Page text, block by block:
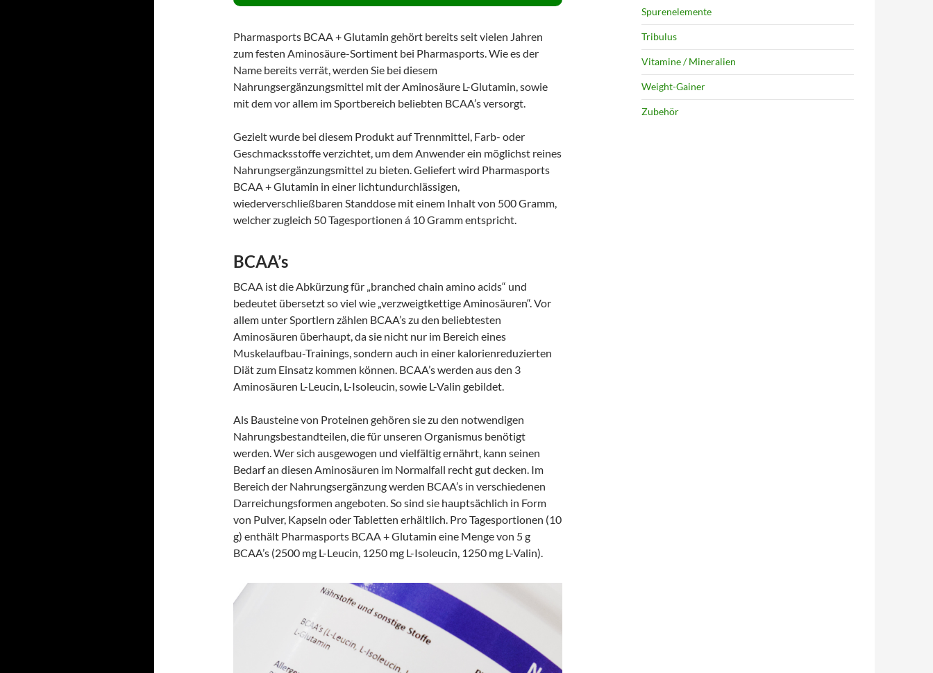
Pharmasports BCAA + Glutamin gehört bereits seit vielen Jahren
zum festen Aminosäure-Sortiment bei Pharmasports. Wie es der
Name bereits verrät, werden Sie bei diesem
Nahrungsergänzungsmittel mit der Aminosäure L-Glutamin, sowie
mit dem vor allem im Sportbereich beliebten BCAA’s versorgt.
Gezielt wurde bei diesem Produkt auf Trennmittel, Farb- oder
Geschmacksstoffe verzichtet, um dem Anwender ein möglichst reines
Nahrungsergänzungsmittel zu bieten. Geliefert wird Pharmasports
BCAA + Glutamin in einer lichtundurchlässigen,
wiederverschließbaren Standdose mit einem Inhalt von 500 Gramm,
welcher zugleich 50 Tagesportionen á 10 Gramm entspricht.
BCAA’s
BCAA ist die Abkürzung für „branched chain amino acids“ und
bedeutet übersetzt so viel wie „verzweigtkettige Aminosäuren“. Vor
allem unter Sportlern zählen BCAA’s zu den beliebtesten
Aminosäuren überhaupt, da sie nicht nur im Bereich eines
Muskelaufbau-Trainings, sondern auch in einer kalorienreduzierten
Diät zum Einsatz kommen können. BCAA’s werden aus den 3
Aminosäuren L-Leucin, L-Isoleucin, sowie L-Valin gebildet.
Als Bausteine von Proteinen gehören sie zu den notwendigen
Nahrungsbestandteilen, die für unseren Organismus benötigt
werden. Wer sich ausgewogen und vielfältig ernährt, kann seinen
Bedarf an diesen Aminosäuren im Normalfall recht gut decken. Im
Bereich der Nahrungsergänzung werden BCAA’s in verschiedenen
Darreichungsformen angeboten. So sind sie hauptsächlich in Form
von Pulver, Kapseln oder Tabletten erhältlich. Pro Tagesportionen (10
g) enthält Pharmasports BCAA + Glutamin eine Menge von 5 g
BCAA’s (2500 mg L-Leucin, 1250 mg L-Isoleucin, 1250 mg L-Valin).
Spurenelemente
Tribulus
Vitamine / Mineralien
Weight-Gainer
Zubehör